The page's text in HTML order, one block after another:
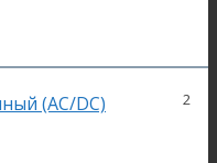
(AC/DC) 2